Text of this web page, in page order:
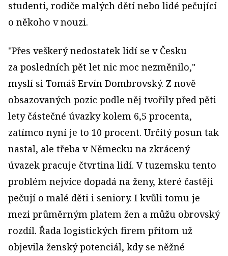
studenti, rodiče malých dětí nebo lidé pečující
o někoho v nouzi.
"Přes veškerý nedostatek lidí se v Česku
za posledních pět let nic moc nezměnilo,"
myslí si Tomáš Ervín Dombrovský. Z nově
obsazovaných pozic podle něj tvořily před pěti
lety částečné úvazky kolem 6,5 procenta,
zatímco nyní je to 10 procent. Určitý posun tak
nastal, ale třeba v Německu na zkrácený
úvazek pracuje čtvrtina lidí. V tuzemsku tento
problém nejvíce dopadá na ženy, které častěji
pečují o malé děti i seniory. I kvůli tomu je
mezi průměrným platem žen a můžu obrovský
rozdíl. Řada logistických firem přitom už
objevila ženský potenciál, kdy se něžné